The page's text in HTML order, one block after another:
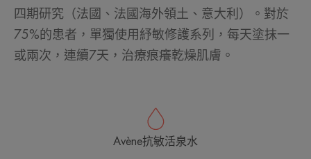
四期研究（法國、法國海外領土、意大利）。對於
75%的患者，單獨使用紓敏修護系列，每天塗抹一
或兩次，連續7天，治療痕癢乾燥肌膚。
Avène抗敏活泉水